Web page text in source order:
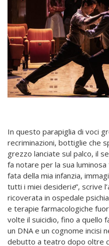
In questo parapiglia di voci
recriminazioni, bottiglie che
grezzo lanciate sul palco, il
fa notare per la sua luminosa
fata della mia infanzia,
tutti i miei desiderie”, scrive l’
ricoverata in ospedale
e terapie farmacologiche
volte il suicidio, fino a quello
un DNA e un cognome incisi
debutto a teatro dopo oltre